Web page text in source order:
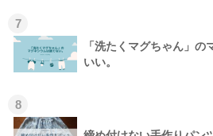
7
「洗たくマグちゃん」
いい。
8